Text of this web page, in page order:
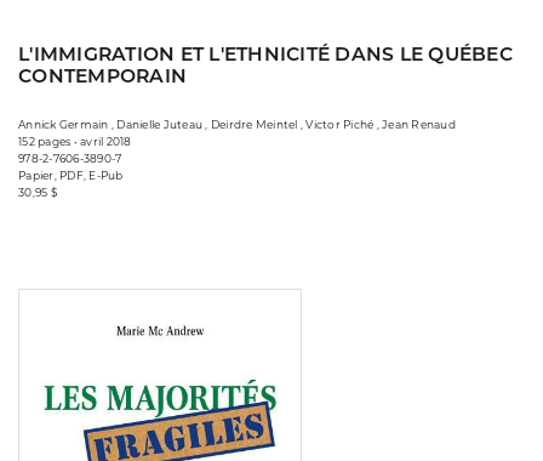
L'IMMIGRATION ET L'ETHNICITÉ DANS LE QUÉBEC
CONTEMPORAIN
Annick Germain , Danielle Juteau , Deirdre Meintel , Victor Piché , Jean Renaud
152 pages • avril 2018
978-2-7606-3890-7
Papier, PDF, E-Pub
30,95 $